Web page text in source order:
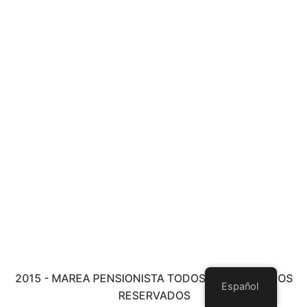
2015 - MAREA PENSIONISTA TODOS LOS DERECHOS
RESERVADOS
Español